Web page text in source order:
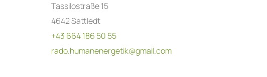
Tassilostraße 15
4642 Sattledt
+43 664 186 50 55
rado.humanenergetik@gmail.com